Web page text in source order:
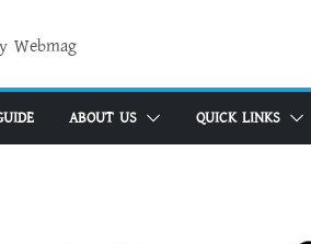
Webmag
ABOUT US QUICK LINKS